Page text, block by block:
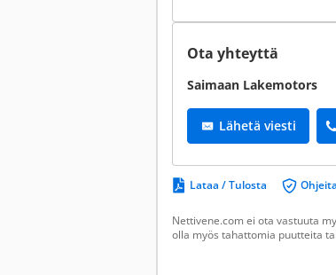
Ota yhteyttä
Saimaan Lakemotors
Lähetä viesti
Lataa / Tulosta
Nettivene.com ei ota vastuuta
olla myös tahattomia puutteita